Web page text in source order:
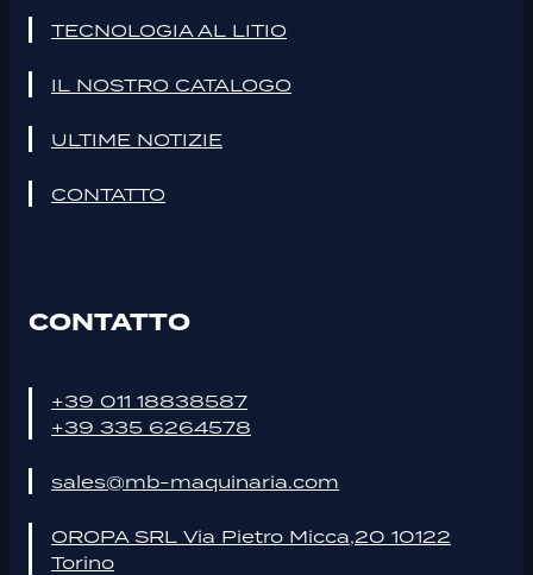
TECNOLOGIA AL LITIO
IL NOSTRO CATALOGO
ULTIME NOTIZIE
CONTATTO
CONTATTO
+39 011 18838587
+39 335 6264578
sales@mb-maquinaria.com
OROPA SRL Via Pietro Micca,20 10122
Torino